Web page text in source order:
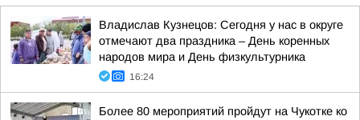
Владислав Кузнецов: Сегодня у нас в округе
отмечают два праздника – День коренных
народов мира и День физкультурника
16:24
Более 80 мероприятий пройдут на Чукотке ко